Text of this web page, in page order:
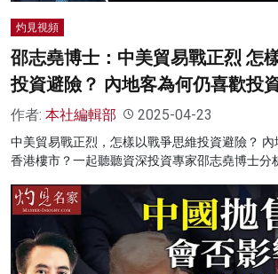
灼見視頻
邵志堯博士：中美貿易戰正烈 怎
投資避險？ 內地客為何仍喜歡投
作者: 本社編輯部 2025-04-23
中美貿易戰正烈，怎樣以戰爭思維投資避險？
香港樓市？一起聽聽資深投資專家邵志堯博士分